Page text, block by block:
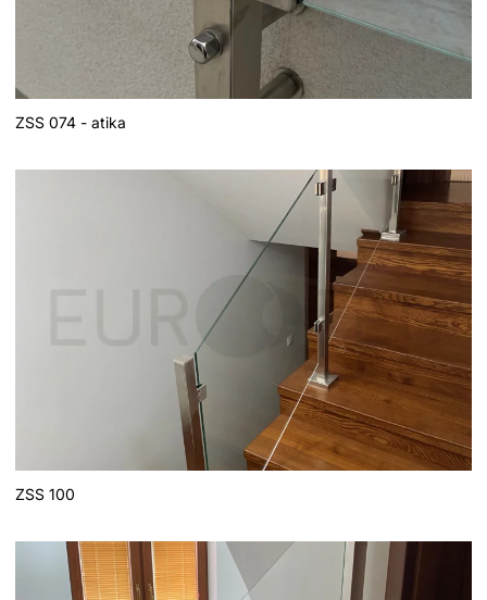
ZSS 074 - atika
ZSS 100